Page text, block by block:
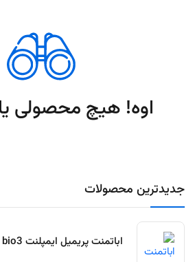
جدیدترین محصولات
اباتمنت پریمیل ایمپلنت bio3
اوه! هیچ محصولی